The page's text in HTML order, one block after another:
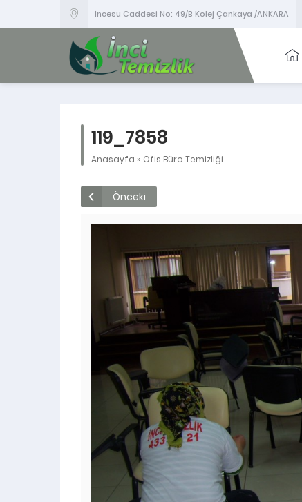
İncesu Caddesi No: 49/B Kolej Çankaya /ANKARA
119_7858
Anasayfa » Ofis Büro Temizliği
Önceki